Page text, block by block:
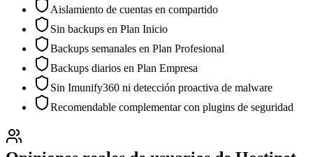
Aislamiento de cuentas en compartido
Sin backups en Plan Inicio
Backups semanales en Plan Profesional
Backups diarios en Plan Empresa
Sin Imunify360 ni detección proactiva de malware
Recomendable complementar con plugins de seguridad